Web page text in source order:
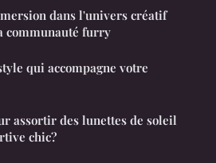
dans l'univers créatif
communauté furry
qui accompagne votre
assortir des lunettes de soleil
chic?